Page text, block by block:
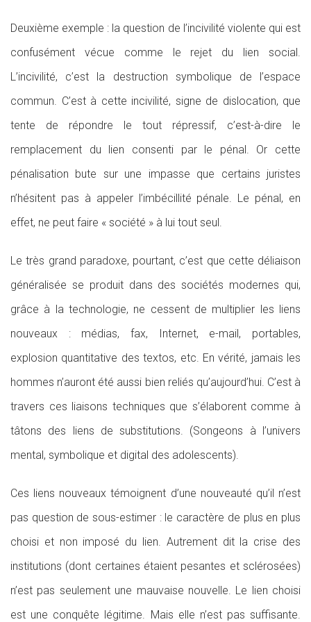
Deuxième exemple : la question de l’incivilité violente qui est
confusément vécue comme le rejet du lien social.
L’incivilité, c’est la destruction symbolique de l’espace
commun. C’est à cette incivilité, signe de dislocation, que
tente de répondre le tout répressif, c’est-à-dire le
remplacement du lien consenti par le pénal. Or cette
pénalisation bute sur une impasse que certains juristes
n’hésitent pas à appeler l’imbécillité pénale. Le pénal, en
effet, ne peut faire « société » à lui tout seul.
Le très grand paradoxe, pourtant, c’est que cette déliaison
généralisée se produit dans des sociétés modernes qui,
grâce à la technologie, ne cessent de multiplier les liens
nouveaux : médias, fax, Internet, e-mail, portables,
explosion quantitative des textos, etc. En vérité, jamais les
hommes n’auront été aussi bien reliés qu’aujourd’hui. C’est à
travers ces liaisons techniques que s’élaborent comme à
tâtons des liens de substitutions. (Songeons à l’univers
mental, symbolique et digital des adolescents).
Ces liens nouveaux témoignent d’une nouveauté qu’il n’est
pas question de sous-estimer : le caractère de plus en plus
choisi et non imposé du lien. Autrement dit la crise des
institutions (dont certaines étaient pesantes et sclérosées)
n’est pas seulement une mauvaise nouvelle. Le lien choisi
est une conquête légitime. Mais elle n’est pas suffisante.